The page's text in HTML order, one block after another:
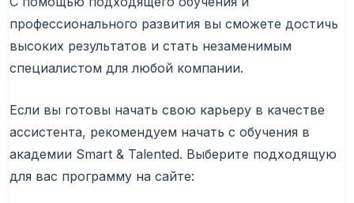
профессионального развития вы сможете достичь
высоких результатов и стать незаменимым
специалистом для любой компании.
Если вы готовы начать свою карьеру в качестве
ассистента, рекомендуем начать с обучения в
академии Smart & Talented. Выберите подходящую
для вас программу на сайте: